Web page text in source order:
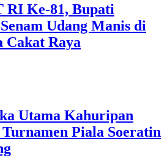
RI Ke-81, Bupati
Udang Manis di
Cakat Raya
Utama Kahuripan
Piala Soeratin